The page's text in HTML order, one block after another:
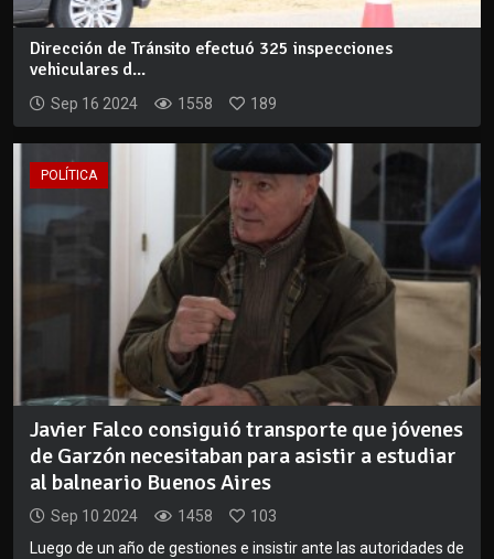
Dirección de Tránsito efectuó 325 inspecciones
vehiculares d...
Sep 16 2024 1558 189
POLÍTICA
Javier Falco consiguió transporte que jóvenes
de Garzón necesitaban para asistir a estudiar
al balneario Buenos Aires
Sep 10 2024 1458
103
Luego de un año de gestiones e insistir ante las autoridades de